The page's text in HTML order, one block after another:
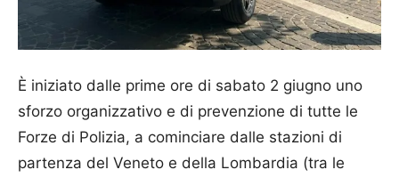
È iniziato dalle prime ore di sabato 2 giugno uno
sforzo organizzativo e di prevenzione di tutte le
Forze di Polizia, a cominciare dalle stazioni di
partenza del Veneto e della Lombardia (tra le